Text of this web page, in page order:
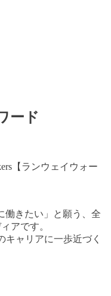
ード
働きたい」と願う、全
アです。
ャリアに一歩近づく